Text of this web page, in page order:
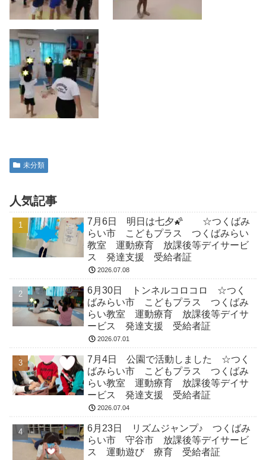
未分類
人気記事
7月6日 明日は七夕🌠 ☆つくばみ
らい市 こどもプラス つくばみらい
教室 運動療育 放課後等デイサービ
ス 発達支援 受給者証
2026.07.08
6月30日 トンネルコロコロ ☆つく
ばみらい市 こどもプラス つくばみ
らい教室 運動療育 放課後等デイサ
ービス 発達支援 受給者証
2026.07.01
7月4日 公園で活動しました ☆つく
ばみらい市 こどもプラス つくばみ
らい教室 運動療育 放課後等デイサ
ービス 発達支援 受給者証
2026.07.04
6月23日 リズムジャンプ♪ つくばみ
らい市 守谷市 放課後等デイサービ
ス 運動遊び 療育 受給者証